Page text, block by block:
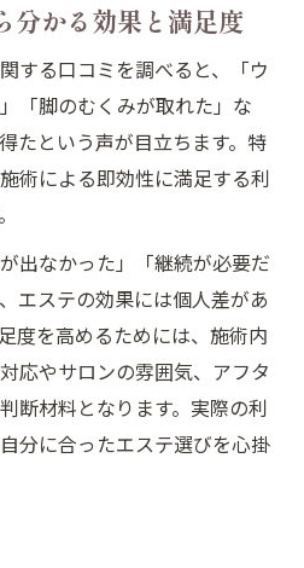
分かる効果と満足度
する口コミを調べると、「ウ
「脚のむくみが取れた」な
たという声が目立ちます。特
術による即効性に満足する利
出なかった」「継続が必要だ
エステの効果には個人差があ
度を高めるためには、施術内
応やサロンの雰囲気、アフタ
断材料となります。実際の利
分に合ったエステ選びを心掛